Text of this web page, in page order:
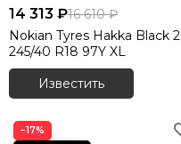
14 313 ₽16 610 ₽
Nokian Tyres Hakka Black 2
245/40 R18 97Y XL
Известить
−17%